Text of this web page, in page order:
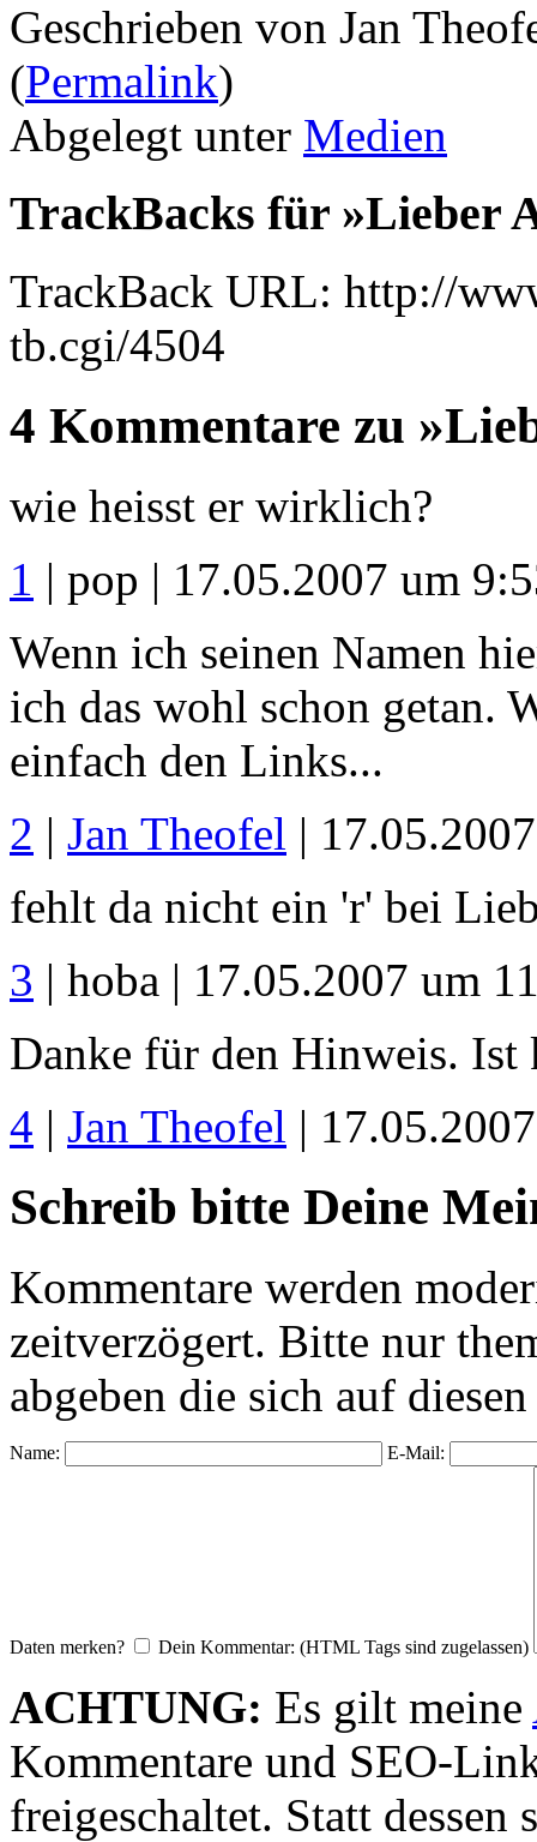
Geschrieben von Jan
(Permalink)
Abgelegt unter Medien
TrackBacks für »Lieber
TrackBack URL: http://
tb.cgi/4504
4 Kommentare zu
wie heisst er wirklich?
1 | pop | 17.05.2007 um
Wenn ich seinen Namen
ich das wohl schon getan.
einfach den Links...
2 | Jan Theofel |
fehlt da nicht ein 'r' bei
3 | hoba | 17.05.2007 um
Danke für den Hinweis.
4 | Jan Theofel |
Schreib bitte Deine
Kommentare werden
zeitverzögert. Bitte nur
abgeben die sich auf
Name: E-Mail:
Daten merken? Dein Kommentar: (HTML Tags sind zugelassen)
ACHTUNG: Es gilt meine
Kommentare und SEO-
freigeschaltet. Statt dessen